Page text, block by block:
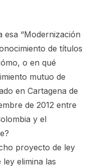
esa “Modernización
de títulos
o en qué
mutuo de
en Cartagena de
de 2012 entre
y el
proyecto de ley
elimina las